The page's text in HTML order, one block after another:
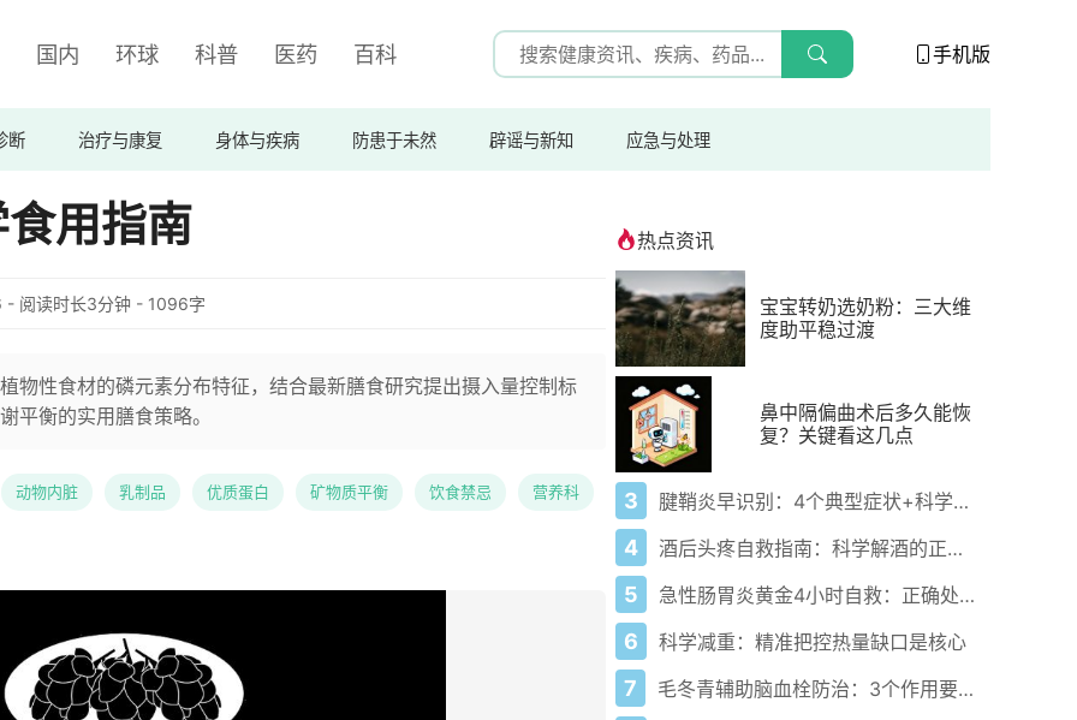
国内 环球 科普 医药 百科 手机版
断 治疗与康复 身体与疾病 防患于未然 辟谣与新知 应急与处理
用指南
阅读时长3分钟 - 1096字
物性食材的磷元素分布特征，结合最新膳食研究提出摄入量控制标
平衡的实用膳食策略。
动物内脏 乳制品 优质蛋白 矿物质平衡 饮食禁忌 营养科
热点资讯
宝宝转奶选奶粉：三大维
度助平稳过渡
鼻中隔偏曲术后多久能恢
复？关键看这几点
3 腱鞘炎早识别：4个典型症状+科学应对，避免关节卡壳
4 酒后头疼自救指南：科学解酒的正确打开方式
5 急性肠胃炎黄金4小时自救：正确处置与误区避坑关键
6 科学减重：精准把控热量缺口是核心
7 毛冬青辅助脑血栓防治：3个作用要清楚，别乱用药